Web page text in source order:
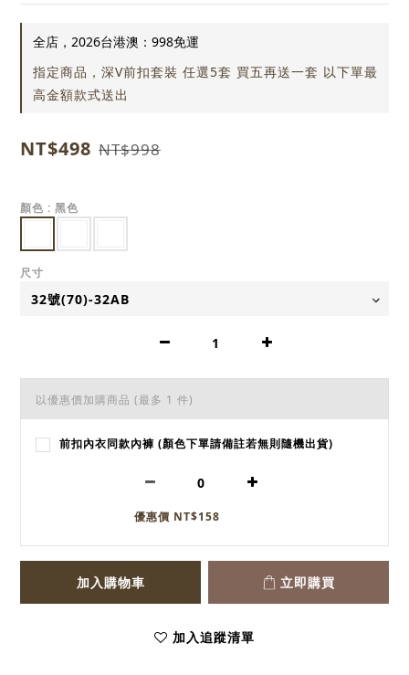
全店，2026台港澳：998免運
指定商品，深V前扣套裝 任選5套 買五再送一套 以下單最
高金額款式送出
NT$498 NT$998
顏色 : 黑色
尺寸
以優惠價加購商品 (最多 1 件)
前扣內衣同款內褲 (顏色下單請備註若無則隨機出貨)
優惠價 NT$158
加入購物車 立即購買
加入追蹤清單